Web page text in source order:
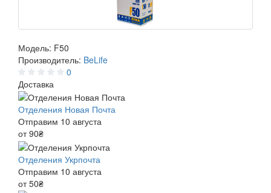
Модель: F50
Производитель: BeLife
0
Доставка
Отделения Новая Почта
Отправим 10 августа
от 90₴
Отделения Укрпочта
Отправим 10 августа
от 50₴